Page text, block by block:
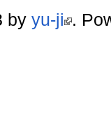
by yu-ji .